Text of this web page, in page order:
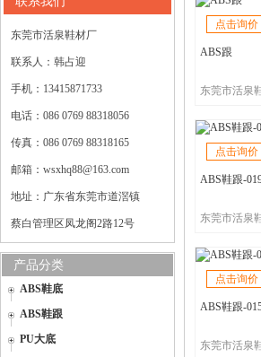
东莞市活泉鞋材厂
联系人：韩占迎
手机：13415871733
电话：086 0769 88318056
传真：086 0769 88318165
邮箱：wsxhq88@163.com
地址：广东省东莞市道滘镇
蔡白管理区凤龙阁2路12号
产品分类
ABS鞋底
ABS鞋跟
PU大底
点击询价
ABS跟
东莞市活泉
点击询价
ABS鞋跟-
东莞市活泉
点击询价
ABS鞋跟-
东莞市活泉